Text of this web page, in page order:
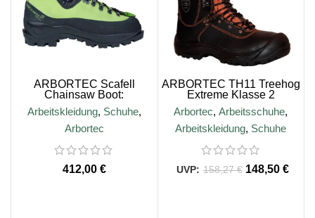
ARBORTEC Scafell
Chainsaw Boot:
verschiedene Farben und
Großen
Arbeitskleidung, Schuhe,
Arbortec
€
ARBORTEC TH11 Treehog
Extreme Klasse 2
Kettensägenstiefel
Arbortec,Arbeitsschuhe,
Arbeitskleidung, Schuhe
158,27€ 148,50 €